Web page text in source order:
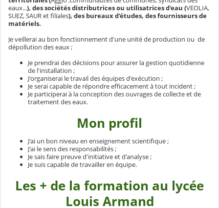
eaux...), des sociétés distributrices ou utilisatrices d'eau (VEOLIA,
SUEZ, SAUR et filiales), des bureaux d'études, des fournisseurs de
matériels.
Je veillerai au bon fonctionnement d'une unité de production ou de
dépollution des eaux ;
Je prendrai des décisions pour assurer la gestion quotidienne
de l'installation ;
J'organiserai le travail des équipes d'exécution ;
Je serai capable de répondre efficacement à tout incident ;
Je participerai à la conception des ouvrages de collecte et de
traitement des eaux.
Mon profil
J'ai un bon niveau en enseignement scientifique ;
J'ai le sens des responsabilités ;
Je sais faire preuve d'initiative et d'analyse ;
Je suis capable de travailler en équipe.
Les + de la formation au lycée
Louis Armand